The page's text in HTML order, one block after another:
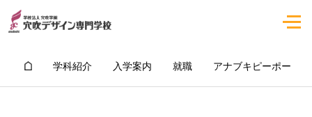
学科紹介 入学案内 就職 アナブキピーポー